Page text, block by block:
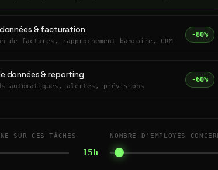
& facturation
de factures, rapprochement bancaire, CRM
-80%
données & reporting
automatiques, alertes, prévisions
-60%
SUR CES TÂCHES
15h
NOMBRE D'EMPLOYÉS